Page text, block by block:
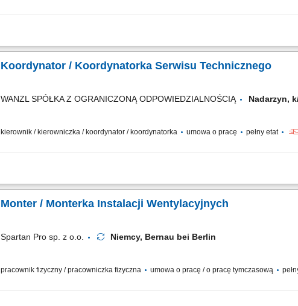
Opis stanowiska Kompleksowe wsparcie administracyjne Dyrekcji w codziennej
Koordynator / Koordynatorka Serwisu Technicznego
WANZL SPÓŁKA Z OGRANICZONĄ ODPOWIEDZIALNOŚCIĄ Nadarzyn,
kierownik / kierowniczka / koordynator / koordynatorka umowa o pracę pełny etat
Zakres obowiązków: Przyjmowanie, weryfikacja oraz rejestracja zgłoszeń serwisowych
Monter / Monterka Instalacji Wentylacyjnych
Spartan Pro sp. z o.o. Niemcy, Bernau bei Berlin
pracownik fizyczny / pracowniczka fizyczna umowa o pracę / o pracę tymczasową